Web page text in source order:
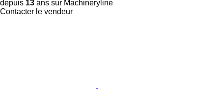
depuis 13 ans sur Machineryline
Contacter le vendeur